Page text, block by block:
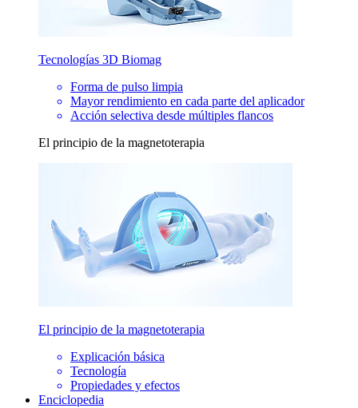
Tecnologías 3D Biomag
Forma de pulso limpia
Mayor rendimiento en cada parte del aplicador
Acción selectiva desde múltiples flancos
El principio de la magnetoterapia
El principio de la magnetoterapia
Explicación básica
Tecnología
Propiedades y efectos
Enciclopedia